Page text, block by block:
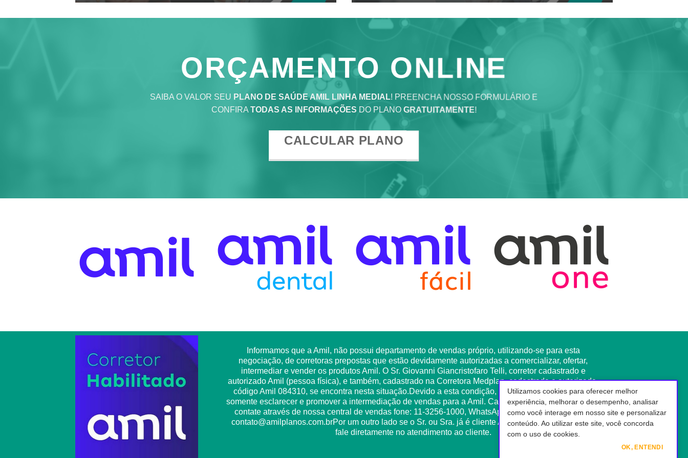
Utilizamos cookies para oferecer melhor
experiência, melhorar o desempenho, analisar
como você interage em nosso site e personalizar
conteúdo. Ao utilizar este site, você concorda
com o uso de cookies.
OK, ENTENDI
ORÇAMENTO ONLINE
SAIBA O VALOR SEU PLANO DE SAÚDE AMIL LINHA MEDIAL! PREENCHA NOSSO FORMULÁRIO E
CONFIRATODAS AS INFORMAÇÕES DO PLANO GRATUITAMENTE!
CALCULAR PLANO
Informamos que a Amil, não possui departamento de vendas próprio, utilizando-se para esta
negociação, de corretoras prepostas que estão devidamente autorizadas a comercializar, ofertar,
intermediar e vender os produtos Amil. O Sr. Giovanni Giancristofaro Telli, corretor cadastrado e
autorizado Amil (pessoa física), e também, cadastrado na Corretora Medplan, cadastrada e autorizada,
código Amil 084310, se encontra nesta situação.Devido a esta condição, o objetivo deste site, é tão
somente esclarecer e promover a intermediação de vendas para a Amil. Caso tenha este interesse, nos
contate através de nossa central de vendas fone: 11-3256-1000, WhatsApp 11 95275-1000, e-mail:
contato@amilplanos.com.brPor um outro lado se o Sr. ou Sra. já é cliente Amil, ligue 11-3004-1000 e
fale diretamente no atendimento ao cliente.